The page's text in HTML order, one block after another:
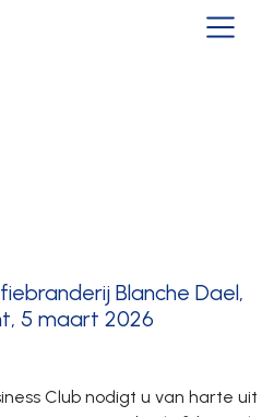
Blanche Dael,
5 maart 2026
Club nodigt u van harte uit